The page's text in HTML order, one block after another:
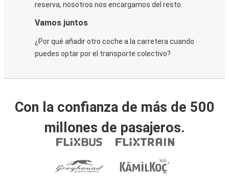
reserva, nosotros nos encargamos del resto.
Vamos juntos
¿Por qué añadir otro coche a la carretera cuando
puedes optar por el transporte colectivo?
Con la confianza de más de 500
millones de pasajeros.